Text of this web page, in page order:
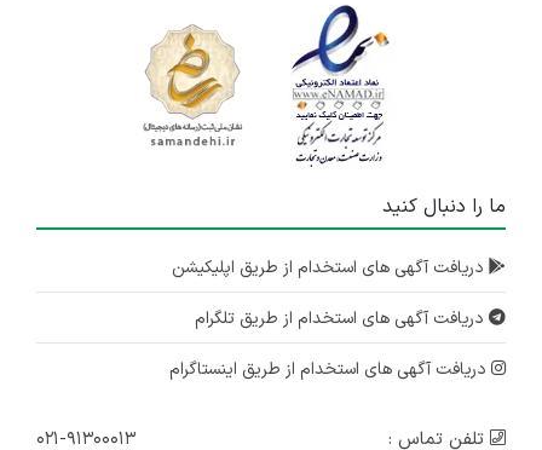
ما را دنبال کنید
دریافت آگهی های استخدام از طریق اپلیکیشن
دریافت آگهی های استخدام از طریق تلگرام
دریافت آگهی های استخدام از طریق اینستاگرام
تلفن تماس : ۰۲۱-۹۱۳۰۰۰۱۳